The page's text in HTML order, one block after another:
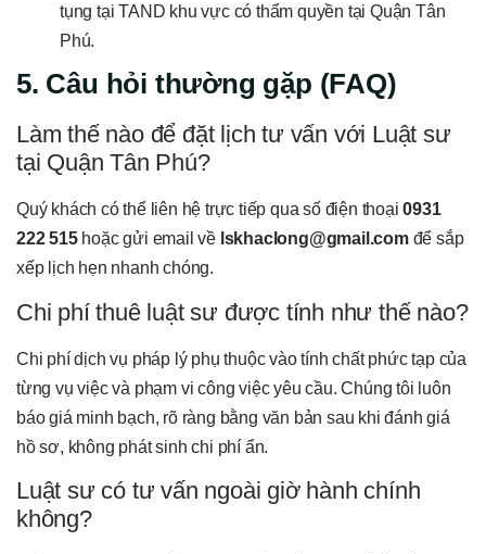
tụng tại TAND khu vực có thẩm quyền tại Quận Tân
Phú.
5. Câu hỏi thường gặp (FAQ)
Làm thế nào để đặt lịch tư vấn với Luật sư
tại Quận Tân Phú?
Quý khách có thể liên hệ trực tiếp qua số điện thoại0931
222 515hoặc gửi email về lskhaclong@gmail.comđể sắp
xếp lịch hẹn nhanh chóng.
Chi phí thuê luật sư được tính như thế nào?
Chi phí dịch vụ pháp lý phụ thuộc vào tính chất phức tạp của
từng vụ việc và phạm vi công việc yêu cầu. Chúng tôi luôn
báo giá minh bạch, rõ ràng bằng văn bản sau khi đánh giá
hồ sơ, không phát sinh chi phí ẩn.
Luật sư có tư vấn ngoài giờ hành chính
không?